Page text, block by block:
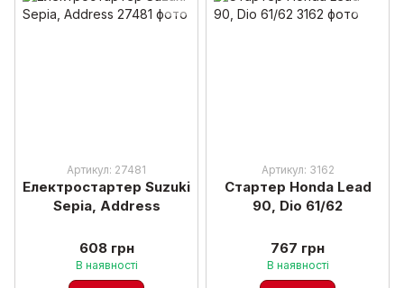
Артикул: 27481
Електростартер Suzuki
Sepia, Address
608 грн
В наявності
Артикул: 3162
Стартер Honda Lead
90, Dio 61/62
767 грн
В наявності